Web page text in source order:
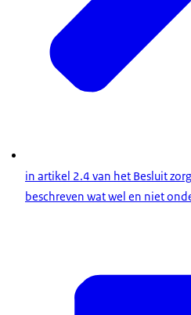
in artikel 2.4 van het Besluit
beschreven wat wel en niet